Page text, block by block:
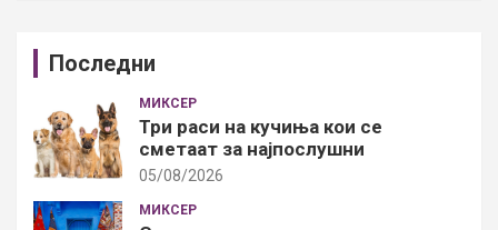
Последни
МИКСЕР
Три раси на кучиња кои се
сметаат за најпослушни
05/08/2026
МИКСЕР